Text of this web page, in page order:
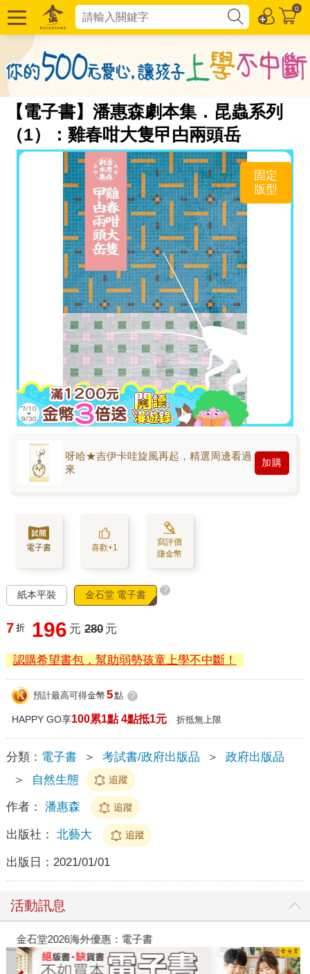
0
【電子書】潘惠森劇本集．昆蟲系列
（1）：雞春咁大隻曱甴兩頭岳
固定
版型
呀哈★吉伊卡哇旋風再起，精選周邊看過
來
加購
電子書 喜歡+1
寫評價
賺金幣
紙本平裝 金石堂 電子書 ?
7 折 196 元 280 元
認購希望書包，幫助弱勢孩童上學不中斷！
預計最高可得金幣 5點 ?
HAPPY GO享100累1點 4點抵1元 折抵無上限
分類： 電子書 ＞ 考試書/政府出版品 ＞
政府出版品
＞
自然生態 追蹤
作者： 潘惠森 追蹤
出版社： 北藝大 追蹤
出版日： 2021/01/01
活動訊息
金石堂2026海外優惠：電子書